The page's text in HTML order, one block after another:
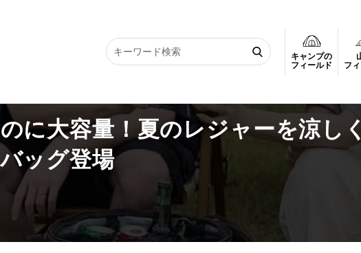
キャンプの
フィールド
フ
サイズなのに大容量！夏のレジャーを涼しくする、新世代クーラーバッグ登場
に大容量！夏のレジャーを涼し
ッグ登場